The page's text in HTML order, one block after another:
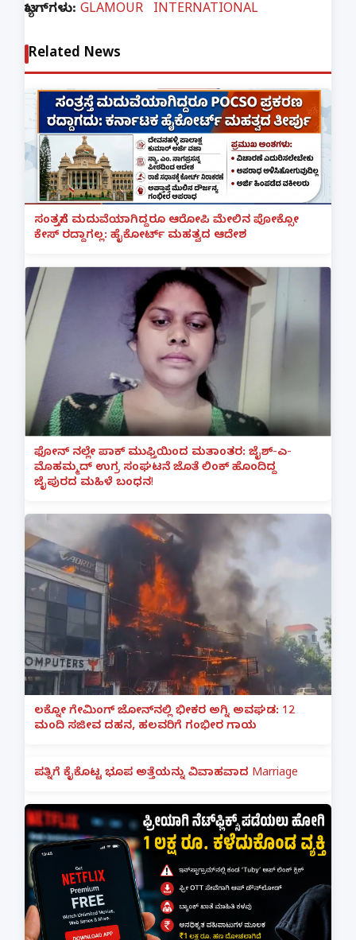
ಟ್ಯಾಗ್‌ಗಳು: GLAMOUR INTERNATIONAL
Related News
ಸಂತ್ರಸ್ತೆಗೆ ಮದುವೆಯಾಗಿದ್ದರೂ ಆರೋಪಿ ಮೇಲಿನ ಪೋಕ್ಸೋ
ಕೇಸ್ ರದ್ದಾಗಲ್ಲ: ಹೈಕೋರ್ಟ್ ಮಹತ್ವದ ಆದೇಶ
ಫೋನ್ ನಲ್ಲೇ ಪಾಕ್ ಮುಫ್ತಿಯಿಂದ ಮತಾಂತರ: ಜೈಶ್-ಎ-
ಮೊಹಮ್ಮದ್ ಉಗ್ರ ಸಂಘಟನೆ ಜೊತೆ ಲಿಂಕ್ ಹೊಂದಿದ್ದ
ಜೈಪುರದ ಮಹಿಳೆ ಬಂಧನ!
ಲಕ್ನೋ ಗೇಮಿಂಗ್ ಜೋನ್‌ನಲ್ಲಿ ಭೀಕರ ಅಗ್ನಿ ಅವಘಡ: 12
ಮಂದಿ ಸಜೀವ ದಹನ, ಹಲವರಿಗೆ ಗಂಭೀರ ಗಾಯ
ಪತ್ನಿಗೆ ಕೈಕೊಟ್ಟ ಭೂಪ ಅತ್ತೆಯನ್ನು ವಿವಾಹವಾದ Marriage